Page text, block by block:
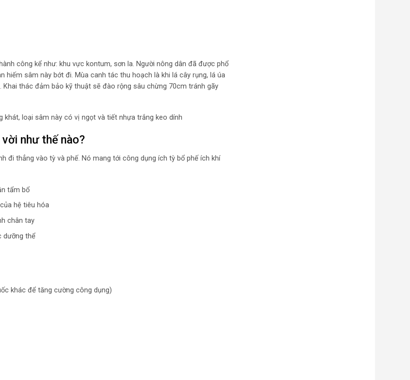
công kể như: khu vực kontum, sơn la. Người nông dân đã được phổ
sâm này bớt đi. Mùa canh tác thu hoạch là khi lá cây rụng, lá úa
thác đảm bảo kỹ thuật sẽ đào rộng sâu chừng 70cm tránh gãy
loại sâm này có vị ngọt và tiết nhựa trắng keo dính
như thế nào?
đi thẳng vào tỳ và phế. Nó mang tới công dụng ích tỳ bổ phế ích khí
tẩm bổ
hệ tiêu hóa
chân tay
dưỡng thể
khác để tăng cường công dụng)